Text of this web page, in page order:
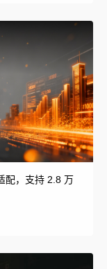
配，支持 2.8 万